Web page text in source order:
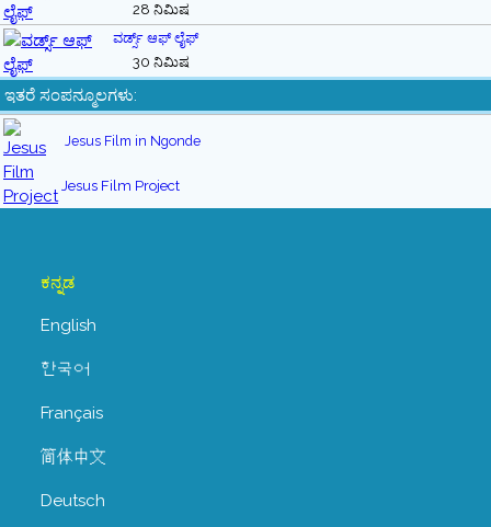
28 ನಿಮಿಷ
ವರ್ಡ್ಸ್ ಆಫ್ ಲೈಫ್
30 ನಿಮಿಷ
ಇತರೆ ಸಂಪನ್ಮೂಲಗಳು:
Jesus Film in Ngonde
Jesus Film Project
ಕನ್ನಡ
English
한국어
Français
简体中文
Deutsch